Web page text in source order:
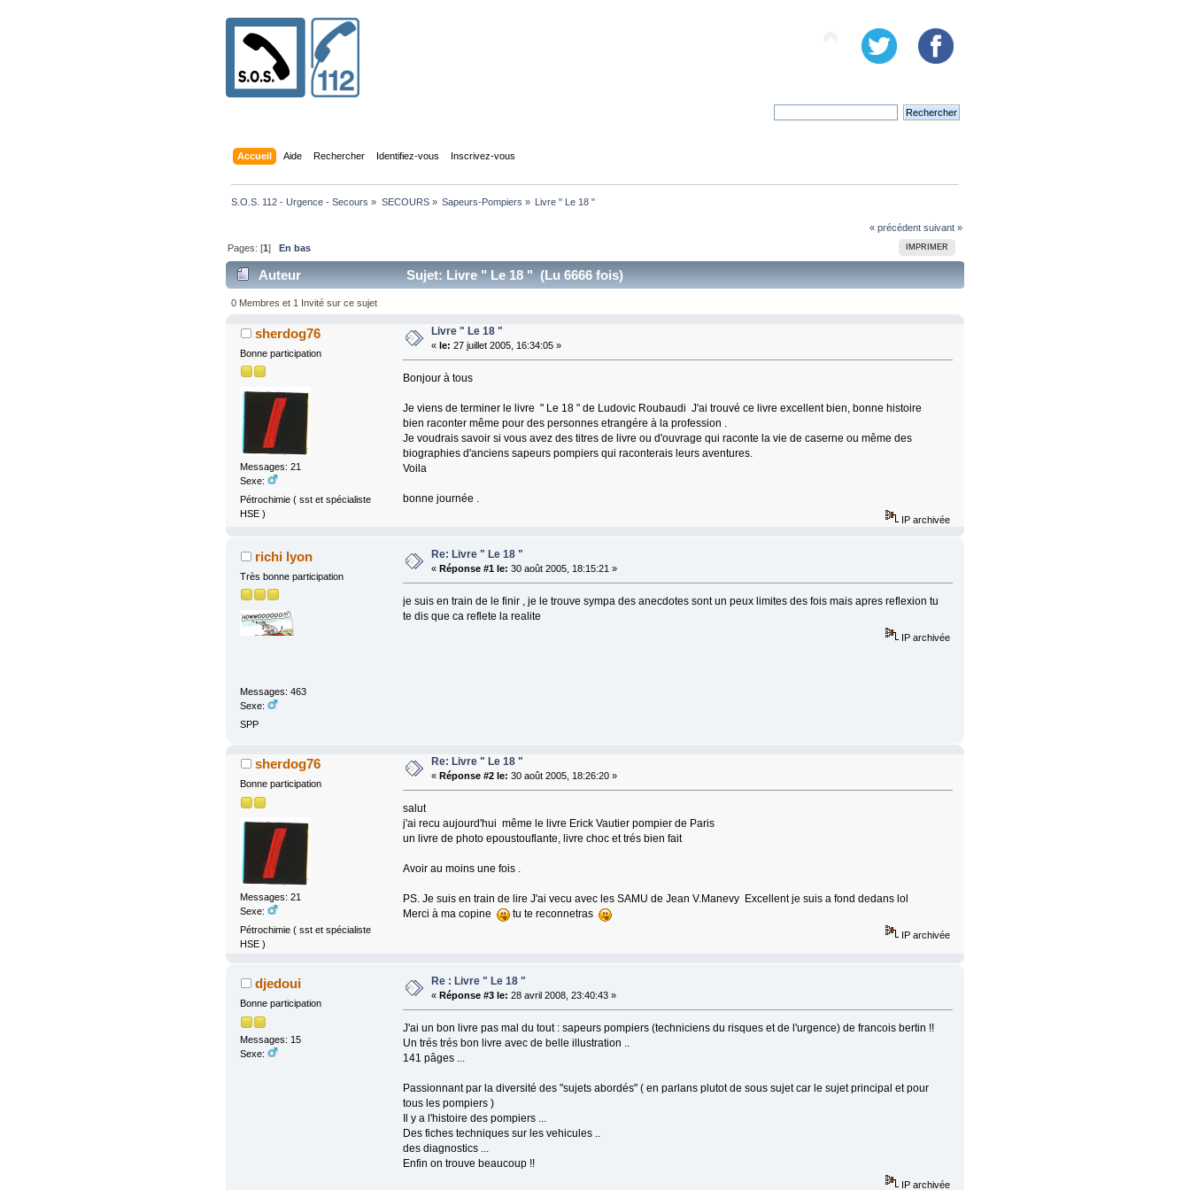
Accueil Aide Rechercher Identifiez-vous Inscrivez-vous
S.O.S. 112 - Urgence - Secours » SECOURS» Sapeurs-Pompiers » Livre " Le 18 "
« précédent suivant »
IMPRIMER
Pages: [1]En bas
Auteur Sujet: Livre " Le 18 " (Lu 6666 fois)
0 Membres et 1 Invité sur ce sujet
sherdog76
Bonne participation
Messages: 21
Sexe:
Pétrochimie ( sst et spécialiste
HSE )
Livre " Le 18 "
«le: 27 juillet 2005, 16:34:05 »
Bonjour à tous
Je viens de terminer le livre " Le 18 " de Ludovic Roubaudi J'ai trouvé ce livre excellent bien, bonne histoire
bien raconter même pour des personnes etrangére à la profession .
Je voudrais savoir si vous avez des titres de livre ou d'ouvrage qui raconte la vie de caserne ou même des
biographies d'anciens sapeurs pompiers qui raconterais leurs aventures.
Voila
bonne journée .
IP archivée
richi lyon
Très bonne participation
Messages: 463
Sexe:
SPP
Re: Livre " Le 18 "
« Réponse #1 le: 30 août 2005, 18:15:21 »
je suis en train de le finir , je le trouve sympa des anecdotes sont un peux limites des fois mais apres reflexion tu
te dis que ca reflete la realite
IP archivée
sherdog76
Bonne participation
Messages: 21
Sexe:
Pétrochimie ( sst et spécialiste
HSE )
Re: Livre " Le 18 "
« Réponse #2 le: 30 août 2005, 18:26:20 »
salut
j'ai recu aujourd'hui même le livre Erick Vautier pompier de Paris
un livre de photo epoustouflante, livre choc et trés bien fait
Avoir au moins une fois .
PS. Je suis en train de lire J'ai vecu avec les SAMU de Jean V.Manevy Excellent je suis a fond dedans lol
Merci à ma copine
tu te reconnetras
IP archivée
djedoui
Bonne participation
Messages: 15
Sexe:
Re : Livre " Le 18 "
« Réponse #3 le: 28 avril 2008, 23:40:43 »
J'ai un bon livre pas mal du tout : sapeurs pompiers (techniciens du risques et de l'urgence) de francois bertin !!
Un trés trés bon livre avec de belle illustration ..
141 pâges ...
Passionnant par la diversité des "sujets abordés" ( en parlans plutot de sous sujet car le sujet principal et pour
tous les pompiers )
Il y a l'histoire des pompiers ...
Des fiches techniques sur les vehicules ..
des diagnostics ...
Enfin on trouve beaucoup !!
IP archivée